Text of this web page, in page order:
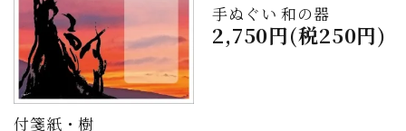
付箋紙・樹
手ぬぐい 和の器
2,750円(税250円)